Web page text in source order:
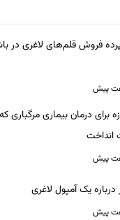
فروش قلم‌های لاغری در
برای درمان بیماری مرگباری
یک آمپول لاغری